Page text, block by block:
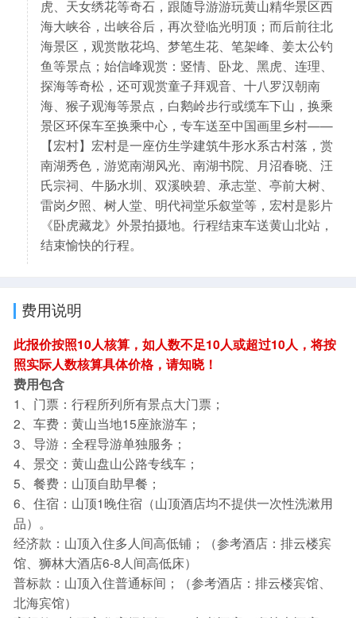
虎、天女绣花等奇石，跟随导游游玩黄山精华景区西
海大峡谷，出峡谷后，再次登临光明顶；而后前往北
海景区，观赏散花坞、梦笔生花、笔架峰、姜太公钓
鱼等景点；始信峰观赏：竖情、卧龙、黑虎、连理、
探海等奇松，还可观赏童子拜观音、十八罗汉朝南
海、猴子观海等景点，白鹅岭步行或缆车下山，换乘
景区环保车至换乘中心，专车送至中国画里乡村——
【宏村】宏村是一座仿生学建筑牛形水系古村落，赏
南湖秀色，游览南湖风光、南湖书院、月沼春晓、汪
氏宗祠、牛肠水圳、双溪映碧、承志堂、亭前大树、
雷岗夕照、树人堂、明代祠堂乐叙堂等，宏村是影片
《卧虎藏龙》外景拍摄地。行程结束车送黄山北站，
结束愉快的行程。
费用说明
此报价按照10人核算，如人数不足10人或超过10人，将按
照实际人数核算具体价格，请知晓！
费用包含
1、门票：行程所列所有景点大门票；
2、车费：黄山当地15座旅游车；
3、导游：全程导游单独服务；
4、景交：黄山盘山公路专线车；
5、餐费：山顶自助早餐；
6、住宿：山顶1晚住宿（山顶酒店均不提供一次性洗漱用
品）。
经济款：山顶入住多人间高低铺；（参考酒店：排云楼宾
馆、狮林大酒店6-8人间高低床）
普标款：山顶入住普通标间；（参考酒店：排云楼宾馆、
北海宾馆）